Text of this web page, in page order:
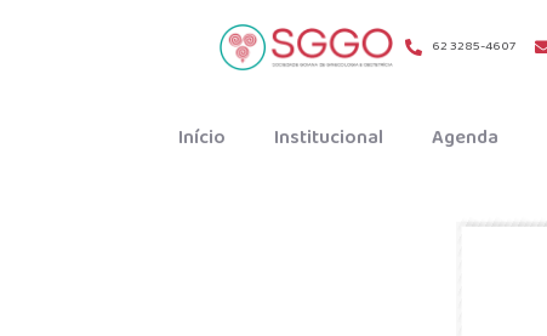
62 3285-4607
Início Institucional Agenda